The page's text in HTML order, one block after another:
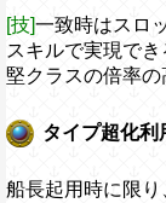
[技]一致時はスロ
スキルで実現で
堅クラスの倍率の
タイプ超化利
船長起用時に限